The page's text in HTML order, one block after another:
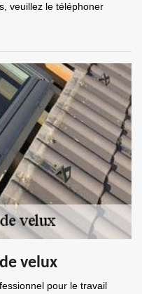
veuillez le téléphoner
velux
pour le travail